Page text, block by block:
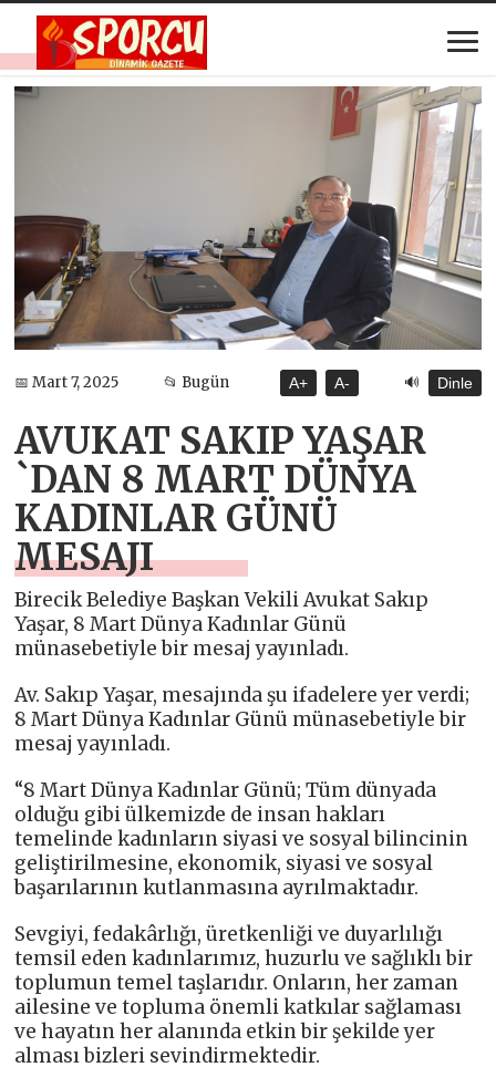
📅 Mart 7, 2025 📂 Bugün A+ A- 🔊 Dinle
AVUKAT SAKIP YAŞAR
`DAN 8 MART DÜNYA
KADINLAR GÜNÜ
MESAJI
Birecik Belediye Başkan Vekili Avukat Sakıp
Yaşar, 8 Mart Dünya Kadınlar Günü
münasebetiyle bir mesaj yayınladı.
Av. Sakıp Yaşar, mesajında şu ifadelere yer verdi;
8 Mart Dünya Kadınlar Günü münasebetiyle bir
mesaj yayınladı.
“8 Mart Dünya Kadınlar Günü; Tüm dünyada
olduğu gibi ülkemizde de insan hakları
temelinde kadınların siyasi ve sosyal bilincinin
geliştirilmesine, ekonomik, siyasi ve sosyal
başarılarının kutlanmasına ayrılmaktadır.
Sevgiyi, fedakârlığı, üretkenliği ve duyarlılığı
temsil eden kadınlarımız, huzurlu ve sağlıklı bir
toplumun temel taşlarıdır. Onların, her zaman
ailesine ve topluma önemli katkılar sağlaması
ve hayatın her alanında etkin bir şekilde yer
alması bizleri sevindirmektedir.